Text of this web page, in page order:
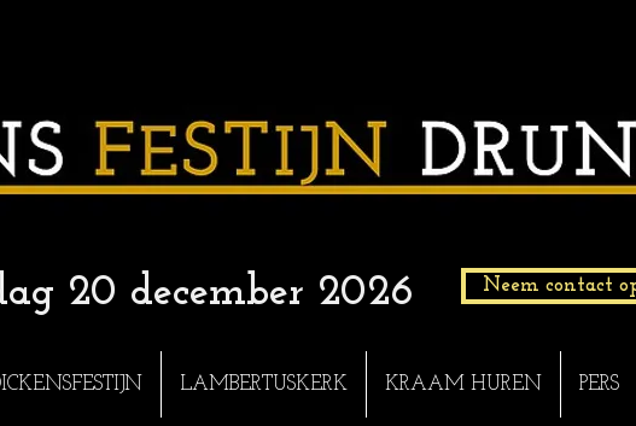
Neem contact
20 december 2026
LAMBERTUSKERK KRAAM HUREN PERS